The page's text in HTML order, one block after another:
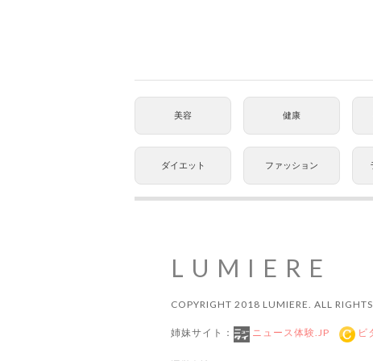
美容 健康
ダイエット ファッション
LUMIERE
COPYRIGHT 2018 LUMIERE. ALL RIGHTS
姉妹サイト： ニュース体験.JP ビ